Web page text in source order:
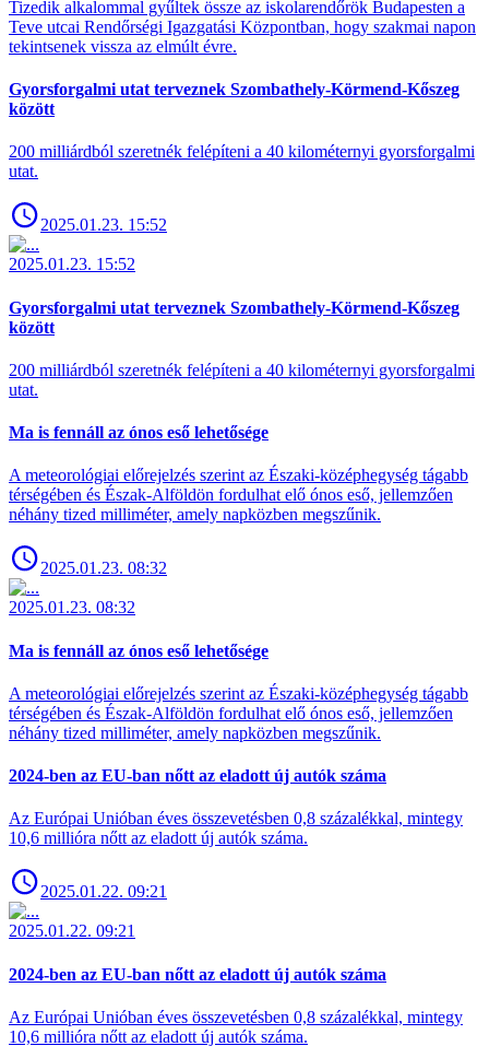
Tizedik alkalommal gyűltek össze az iskolarendőrök Budapesten a
Teve utcai Rendőrségi Igazgatási Központban, hogy szakmai napon
tekintsenek vissza az elmúlt évre.
Gyorsforgalmi utat terveznek Szombathely-Körmend-Kőszeg
között
200 milliárdból szeretnék felépíteni a 40 kilométernyi gyorsforgalmi
utat.
2025.01.23. 15:52
2025.01.23. 15:52
Gyorsforgalmi utat terveznek Szombathely-Körmend-Kőszeg
között
200 milliárdból szeretnék felépíteni a 40 kilométernyi gyorsforgalmi
utat.
Ma is fennáll az ónos eső lehetősége
A meteorológiai előrejelzés szerint az Északi-középhegység tágabb
térségében és Észak-Alföldön fordulhat elő ónos eső, jellemzően
néhány tized milliméter, amely napközben megszűnik.
2025.01.23. 08:32
2025.01.23. 08:32
Ma is fennáll az ónos eső lehetősége
A meteorológiai előrejelzés szerint az Északi-középhegység tágabb
térségében és Észak-Alföldön fordulhat elő ónos eső, jellemzően
néhány tized milliméter, amely napközben megszűnik.
2024-ben az EU-ban nőtt az eladott új autók száma
Az Európai Unióban éves összevetésben 0,8 százalékkal, mintegy
10,6 millióra nőtt az eladott új autók száma.
2025.01.22. 09:21
2025.01.22. 09:21
2024-ben az EU-ban nőtt az eladott új autók száma
Az Európai Unióban éves összevetésben 0,8 százalékkal, mintegy
10,6 millióra nőtt az eladott új autók száma.